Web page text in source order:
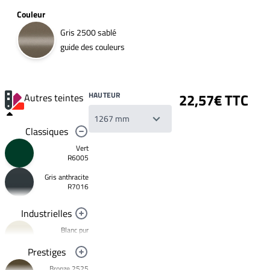
Couleur
Gris 2500 sablé
guide des couleurs
Autres teintes
Classiques
Vert
R6005
Gris anthracite
R7016
Industrielles
Blanc pur
Noir foncé
Prestiges
HAUTEUR 22,57€ TTC
Votre
liste
souhaits
Un
produit
Créer